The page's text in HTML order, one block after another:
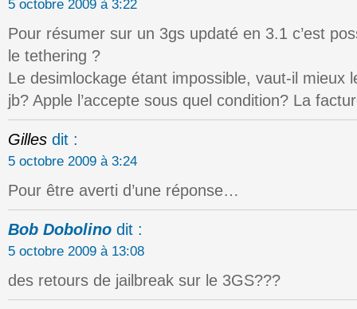
5 octobre 2009 à 3:22
Pour résumer sur un 3gs updaté en 3.1 c’est
le tethering ?
Le desimlockage étant impossible, vaut-il mieux
jb? Apple l’accepte sous quel condition? La
Gilles dit :
5 octobre 2009 à 3:24
Pour être averti d’une réponse…
Bob Dobolino dit :
5 octobre 2009 à 13:08
des retours de jailbreak sur le 3GS???